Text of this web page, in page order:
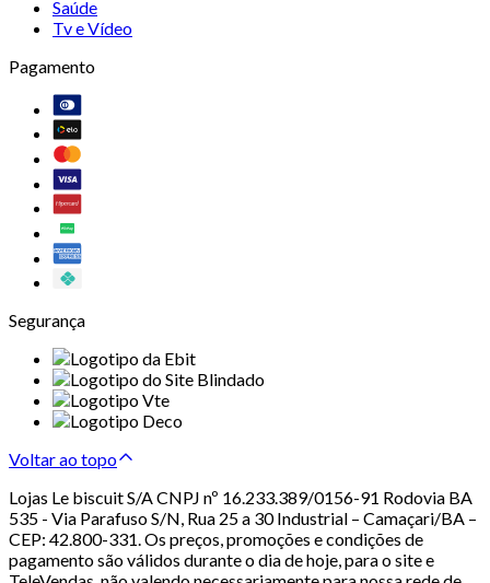
Saúde
Tv e Vídeo
Pagamento
Segurança
Voltar ao topo
Lojas Le biscuit S/A CNPJ nº 16.233.389/0156-91 Rodovia BA
535 - Via Parafuso S/N, Rua 25 a 30 Industrial – Camaçari/BA –
CEP: 42.800-331. Os preços, promoções e condições de
pagamento são válidos durante o dia de hoje, para o site e